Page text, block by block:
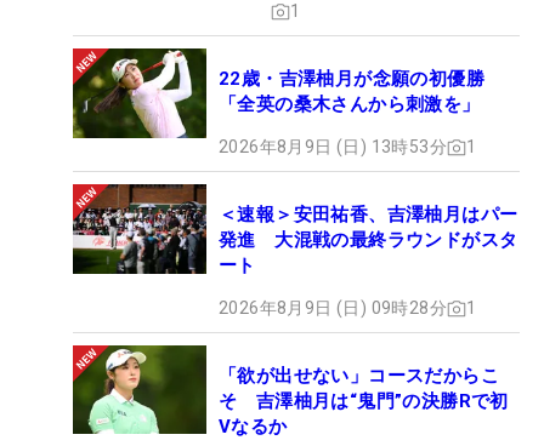
1
22歳・吉澤柚月が念願の初優勝
「全英の桑木さんから刺激を」
2026年8月9日 (日) 13時53分 1
＜速報＞安田祐香、吉澤柚月はパー
発進 大混戦の最終ラウンドがスタ
ート
2026年8月9日 (日) 09時28分 1
「欲が出せない」コースだからこ
そ 吉澤柚月は“鬼門”の決勝Rで初
Vなるか